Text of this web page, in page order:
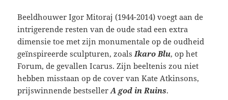
Beeldhouwer Igor Mitoraj (1944-2014) voegt aan de
intrigerende resten van de oude stad een extra
dimensie toe met zijn monumentale op de oudheid
geïnspireerde sculpturen, zoals Ikaro Blu, op het
Forum, de gevallen Icarus. Zijn beeltenis zou niet
hebben misstaan op de cover van Kate Atkinsons,
prijswinnende bestsellerA god in Ruins.